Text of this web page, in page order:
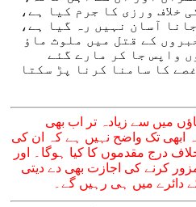
خلاف ورزی کا جرم کیا ہے،
آسان نہیں رہ گیا ہے،
کے قتل میں ملوث ماؤ
واپس جا کر مارے گئے
کا سامنا کرنا پڑ سکتا
میں سے زیادہ تر اب بھی
ابھی تک واضح نہیں ہے کہ ان کی
درج مقدموں کا کیا ہوگا۔ اور
کرنے کی اجازت بھی دے دیتی
دائرے میں ہی رہیں گے۔